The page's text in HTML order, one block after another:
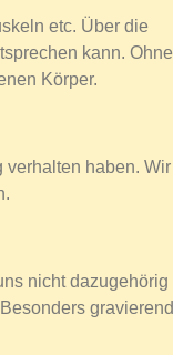
etc. Über die
kann. Ohne
Körper.
verhalten haben. Wir
nicht dazugehörig
gravierend